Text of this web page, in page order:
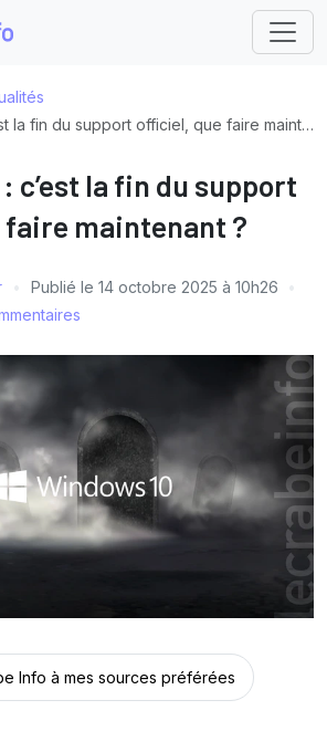
fin du support officiel, que faire maintenant ?
c’est la fin du support
maintenant ?
Publié le 14 octobre 2025 à 10h26
Info à mes sources préférées